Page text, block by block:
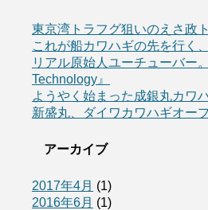
東京湾トラフグ狙いのえさ政
これが船カワハギの先を行く
リアル原始人ユーチューバー
Technology』
ようやく始まった成銀丸カワ
新盛丸、ダイワカワハギオー
アーカイブ
2017年4月 (1)
2016年6月 (1)